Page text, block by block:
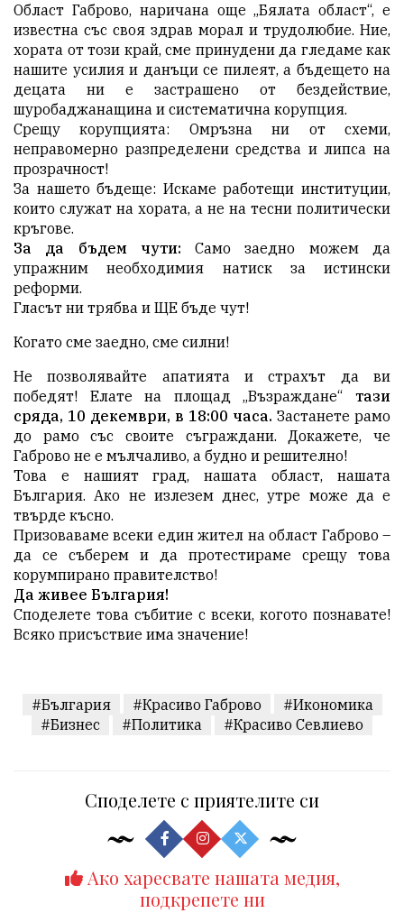
​Област Габрово, наричана още „Бялата област“, е
известна със своя здрав морал и трудолюбие. Ние,
хората от този край, сме принудени да гледаме как
нашите усилия и данъци се пилеят, а бъдещето на
децата ни е застрашено от бездействие,
шуробаджанащина и систематична корупция.
​Срещу корупцията: Омръзна ни от схеми,
неправомерно разпределени средства и липса на
прозрачност!
​За нашето бъдеще: Искаме работещи институции,
които служат на хората, а не на тесни политически
кръгове.
​За да бъдем чути: Само заедно можем да
упражним необходимия натиск за истински
реформи.
​Гласът ни трябва и ЩЕ бъде чут!
​Когато сме заедно, сме силни!
​Не позволявайте апатията и страхът да ви
победят! Елате на площад „Възраждане“ тази
сряда, 10 декември, в 18:00 часа. Застанете рамо
до рамо със своите съграждани. Докажете, че
Габрово не е мълчаливо, а будно и решително!
​Това е нашият град, нашата област, нашата
България. Ако не излезем днес, утре може да е
твърде късно.
​Призоваваме всеки един жител на област Габрово –
да се съберем и да протестираме срещу това
корумпирано правителство!
Да живее България!
​Споделете това събитие с всеки, когото познавате!
Всяко присъствие има значение!
#България #Красиво Габрово
#Икономика
#Бизнес
#Политика #Красиво Севлиево
Споделете с приятелите си
Ако харесвате нашата медия,
подкрепете ни